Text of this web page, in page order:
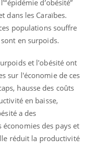
d’obésité”
dans les Caraïbes.
populations souffre
en surpoids.
et l'obésité ont
sur l'économie de ces
hausse des coûts
en baisse,
a des
économies des pays et
réduit la productivité